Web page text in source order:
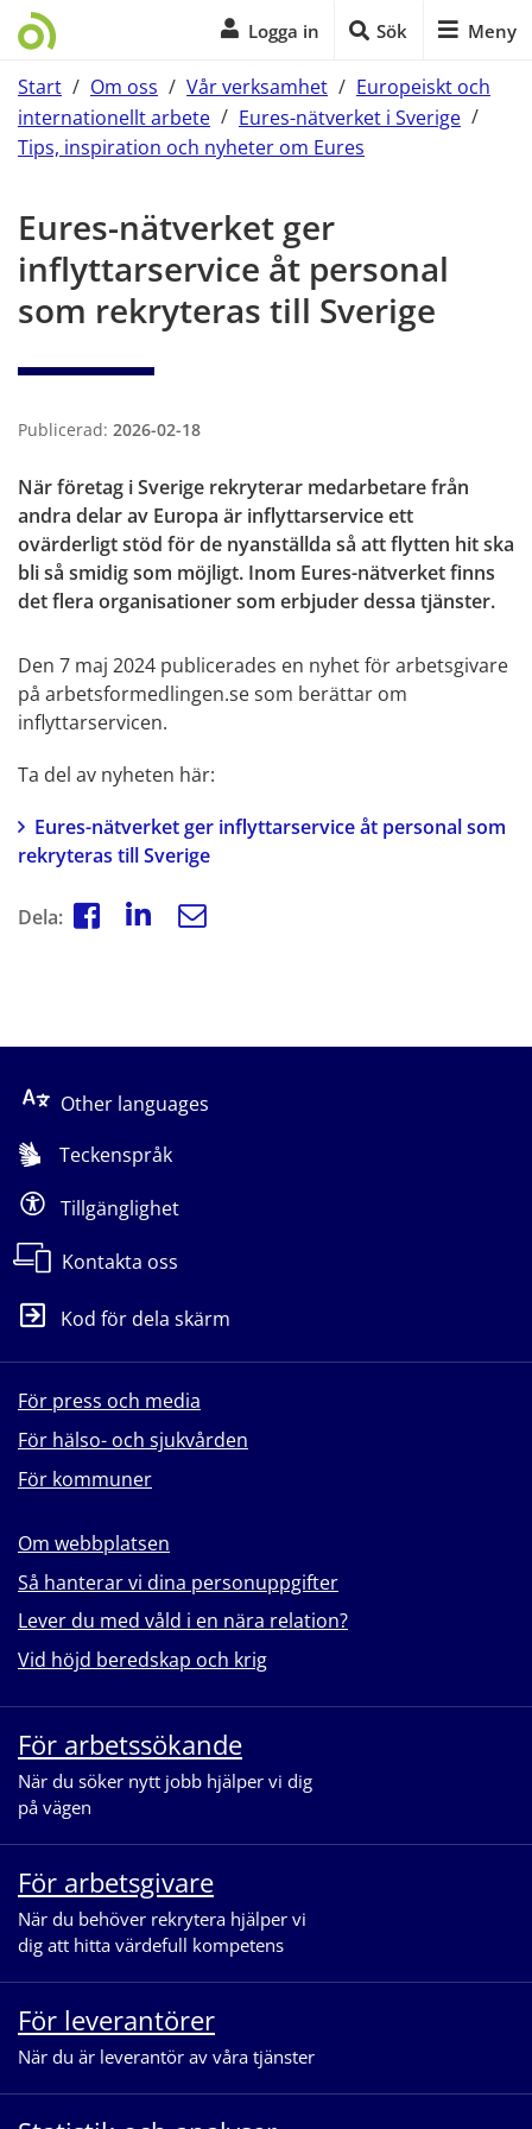
Logga in Sök Meny
Start / Om oss / Vår verksamhet / Europeiskt och
internationellt arbete / Eures-nätverket i Sverige /
Tips, inspiration och nyheter om Eures
Eures-nätverket ger
inflyttarservice åt personal
som rekryteras till Sverige
Publicerad: 2026-02-18
När företag i Sverige rekryterar medarbetare från
andra delar av Europa är inflyttarservice ett
ovärderligt stöd för de nyanställda så att flytten hit ska
bli så smidig som möjligt. Inom Eures-nätverket finns
det flera organisationer som erbjuder dessa tjänster.
Den 7 maj 2024 publicerades en nyhet för arbetsgivare
på arbetsformedlingen.se som berättar om
inflyttarservicen.
Ta del av nyheten här:
Eures-nätverket ger inflyttarservice åt personal som
rekryteras till Sverige
Dela:
Other languages
Teckenspråk
Tillgänglighet
Kontakta oss
Kod för dela skärm
För press och media
För hälso- och sjukvården
För kommuner
Om webbplatsen
Så hanterar vi dina personuppgifter
Lever du med våld i en nära relation?
Vid höjd beredskap och krig
För arbetssökande
När du söker nytt jobb hjälper vi dig
på vägen
För arbetsgivare
När du behöver rekrytera hjälper vi
dig att hitta värdefull kompetens
För leverantörer
När du är leverantör av våra tjänster